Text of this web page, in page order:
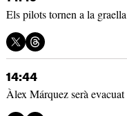
Els pilots tornen a la
14:44
Àlex Márquez serà